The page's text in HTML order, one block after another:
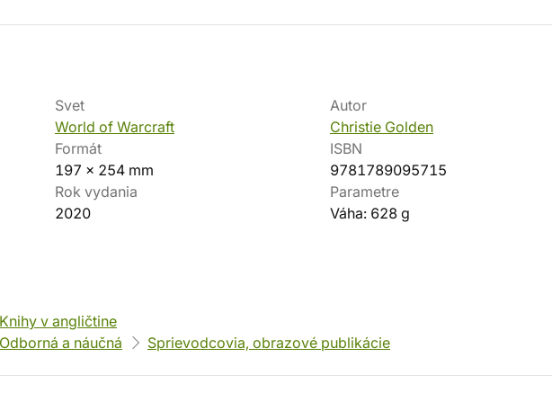
Svet
World of Warcraft
Autor
Christie Golden
Formát
197 x 254 mm
ISBN
9781789095715
Rok vydania
2020
Parametre
Váha: 628 g
Knihy v angličtine
Odborná a náučná Sprievodcovia, obrazové publikácie